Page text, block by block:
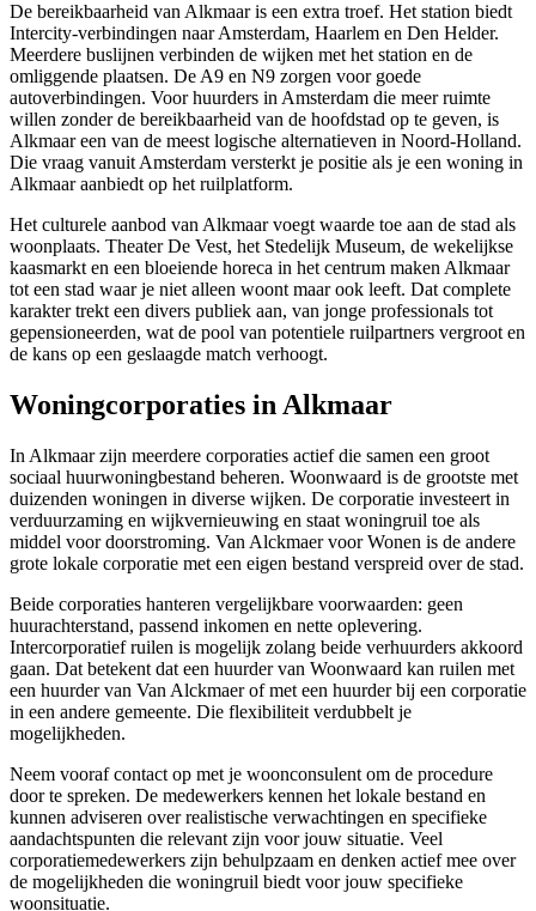
De bereikbaarheid van Alkmaar is een extra troef. Het station biedt
Intercity-verbindingen naar Amsterdam, Haarlem en Den Helder.
Meerdere buslijnen verbinden de wijken met het station en de
omliggende plaatsen. De A9 en N9 zorgen voor goede
autoverbindingen. Voor huurders in Amsterdam die meer ruimte
willen zonder de bereikbaarheid van de hoofdstad op te geven, is
Alkmaar een van de meest logische alternatieven in Noord-Holland.
Die vraag vanuit Amsterdam versterkt je positie als je een woning in
Alkmaar aanbiedt op het ruilplatform.
Het culturele aanbod van Alkmaar voegt waarde toe aan de stad als
woonplaats. Theater De Vest, het Stedelijk Museum, de wekelijkse
kaasmarkt en een bloeiende horeca in het centrum maken Alkmaar
tot een stad waar je niet alleen woont maar ook leeft. Dat complete
karakter trekt een divers publiek aan, van jonge professionals tot
gepensioneerden, wat de pool van potentiele ruilpartners vergroot en
de kans op een geslaagde match verhoogt.
Woningcorporaties in Alkmaar
In Alkmaar zijn meerdere corporaties actief die samen een groot
sociaal huurwoningbestand beheren. Woonwaard is de grootste met
duizenden woningen in diverse wijken. De corporatie investeert in
verduurzaming en wijkvernieuwing en staat woningruil toe als
middel voor doorstroming. Van Alckmaer voor Wonen is de andere
grote lokale corporatie met een eigen bestand verspreid over de stad.
Beide corporaties hanteren vergelijkbare voorwaarden: geen
huurachterstand, passend inkomen en nette oplevering.
Intercorporatief ruilen is mogelijk zolang beide verhuurders akkoord
gaan. Dat betekent dat een huurder van Woonwaard kan ruilen met
een huurder van Van Alckmaer of met een huurder bij een corporatie
in een andere gemeente. Die flexibiliteit verdubbelt je
mogelijkheden.
Neem vooraf contact op met je woonconsulent om de procedure
door te spreken. De medewerkers kennen het lokale bestand en
kunnen adviseren over realistische verwachtingen en specifieke
aandachtspunten die relevant zijn voor jouw situatie. Veel
corporatiemedewerkers zijn behulpzaam en denken actief mee over
de mogelijkheden die woningruil biedt voor jouw specifieke
woonsituatie.